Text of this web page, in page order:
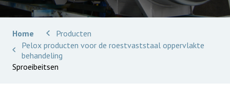
Home
Producten
Pelox producten voor de roestvaststaal oppervlakte
behandeling
Sproeibeitsen